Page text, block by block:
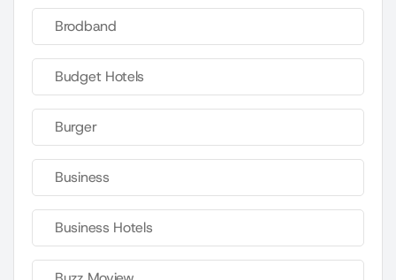
Brodband
Budget Hotels
Burger
Business
Business Hotels